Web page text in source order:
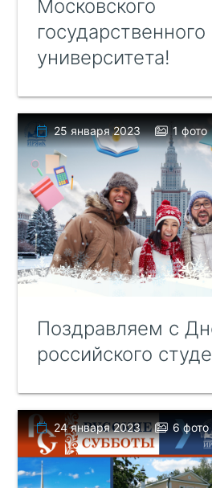
Московского
государственного
университета!
25 января 2023 1 фото
Поздравляем с
российского
24 января 2023 6 фото